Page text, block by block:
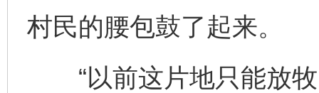
村民的腰包鼓了起来。
“以前这片地只能放牧